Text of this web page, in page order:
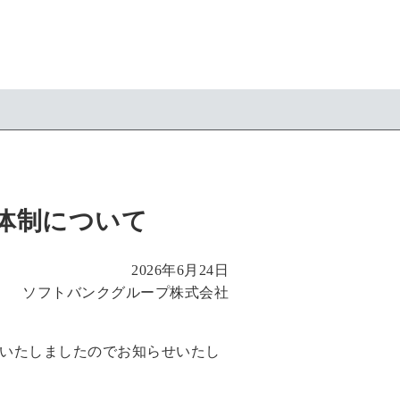
制について
2026年6月24日
ソフトバンクグループ株式会社
たしましたのでお知らせいたし